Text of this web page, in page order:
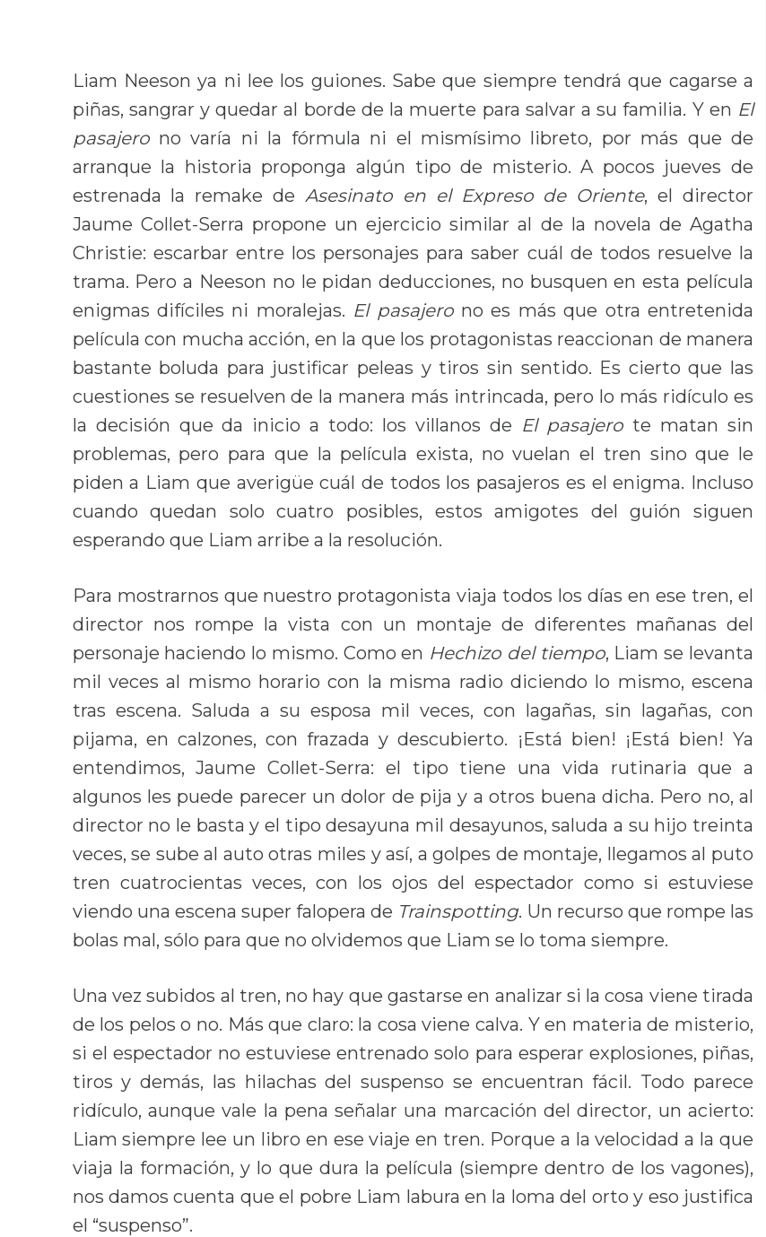
Liam Neeson ya ni lee los guiones. Sabe que siempre tendrá que cagarse a
piñas, sangrar y quedar al borde de la muerte para salvar a su familia. Y en El
pasajerono varía ni la fórmula ni el mismísimo libreto, por más que de
arranque la historia proponga algún tipo de misterio. A pocos jueves de
estrenada la remake deAsesinato en el Expreso de Oriente, el director
Jaume Collet-Serra propone un ejercicio similar al de la novela de Agatha
Christie: escarbar entre los personajes para saber cuál de todos resuelve la
trama. Pero a Neeson no le pidan deducciones, no busquen en esta película
enigmas difíciles ni moralejas. El pasajerono es más que otra entretenida
película con mucha acción, en la que los protagonistas reaccionan de manera
bastante boluda para justificar peleas y tiros sin sentido. Es cierto que las
cuestiones se resuelven de la manera más intrincada, pero lo más ridículo es
la decisión que da inicio a todo: los villanos de El pasajero te matan sin
problemas, pero para que la película exista, no vuelan el tren sino que le
piden a Liam que averigüe cuál de todos los pasajeros es el enigma. Incluso
cuando quedan solo cuatro posibles, estos amigotes del guión siguen
esperando que Liam arribe a la resolución.
Para mostrarnos que nuestro protagonista viaja todos los días en ese tren, el
director nos rompe la vista con un montaje de diferentes mañanas del
personaje haciendo lo mismo. Como en Hechizo del tiempo, Liam se levanta
mil veces al mismo horario con la misma radio diciendo lo mismo, escena
tras escena. Saluda a su esposa mil veces, con lagañas, sin lagañas, con
pijama, en calzones, con frazada y descubierto. ¡Está bien! ¡Está bien! Ya
entendimos, Jaume Collet-Serra: el tipo tiene una vida rutinaria que a
algunos les puede parecer un dolor de pija y a otros buena dicha. Pero no, al
director no le basta y el tipo desayuna mil desayunos, saluda a su hijo treinta
veces, se sube al auto otras miles y así, a golpes de montaje, llegamos al puto
tren cuatrocientas veces, con los ojos del espectador como si estuviese
viendo una escena super falopera de Trainspotting. Un recurso que rompe las
bolas mal, sólo para que no olvidemos que Liam se lo toma siempre.
Una vez subidos al tren, no hay que gastarse en analizar si la cosa viene tirada
de los pelos o no. Más que claro: la cosa viene calva. Y en materia de misterio,
si el espectador no estuviese entrenado solo para esperar explosiones, piñas,
tiros y demás, las hilachas del suspenso se encuentran fácil. Todo parece
ridículo, aunque vale la pena señalar una marcación del director, un acierto:
Liam siempre lee un libro en ese viaje en tren. Porque a la velocidad a la que
viaja la formación, y lo que dura la película (siempre dentro de los vagones),
nos damos cuenta que el pobre Liam labura en la loma del orto y eso justifica
el “suspenso”.